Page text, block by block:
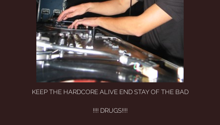
KEEP THE HARDCORE ALIVE END STAY OF THE BAD
!!!! DRUGS!!!!